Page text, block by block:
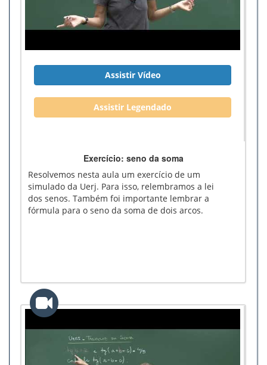
Assistir Vídeo
Assistir Legendado
Exercício: seno da soma
Resolvemos nesta aula um exercício de um
simulado da Uerj. Para isso, relembramos a lei
dos senos. Também foi importante lembrar a
fórmula para o seno da soma de dois arcos.